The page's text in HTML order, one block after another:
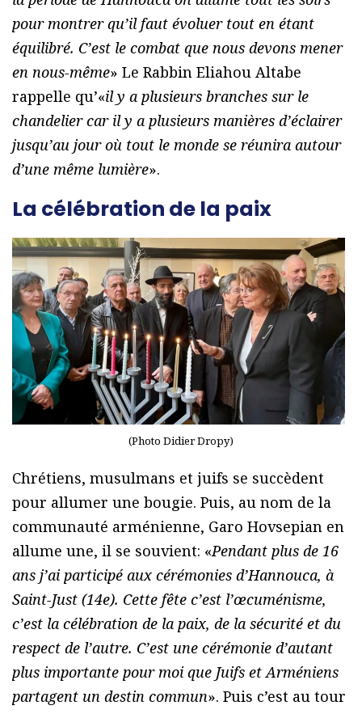
pour montrer qu’il faut évoluer tout en étant
équilibré. C’est le combat que nous devons mener
en nous-même» Le Rabbin Eliahou Altabe
rappelle qu’«il y a plusieurs branches sur le
chandelier car il y a plusieurs manières d’éclairer
jusqu’au jour où tout le monde se réunira autour
d’une même lumière».
La célébration de la paix
(Photo Didier Dropy)
Chrétiens, musulmans et juifs se succèdent
pour allumer une bougie. Puis, au nom de la
communauté arménienne, Garo Hovsepian en
allume une, il se souvient: «Pendant plus de 16
ans j’ai participé aux cérémonies d’Hannouca, à
Saint-Just (14e). Cette fête c’est l’œcuménisme,
c’est la célébration de la paix, de la sécurité et du
respect de l’autre. C’est une cérémonie d’autant
plus importante pour moi que Juifs et Arméniens
partagent un destin commun». Puis c’est au tour